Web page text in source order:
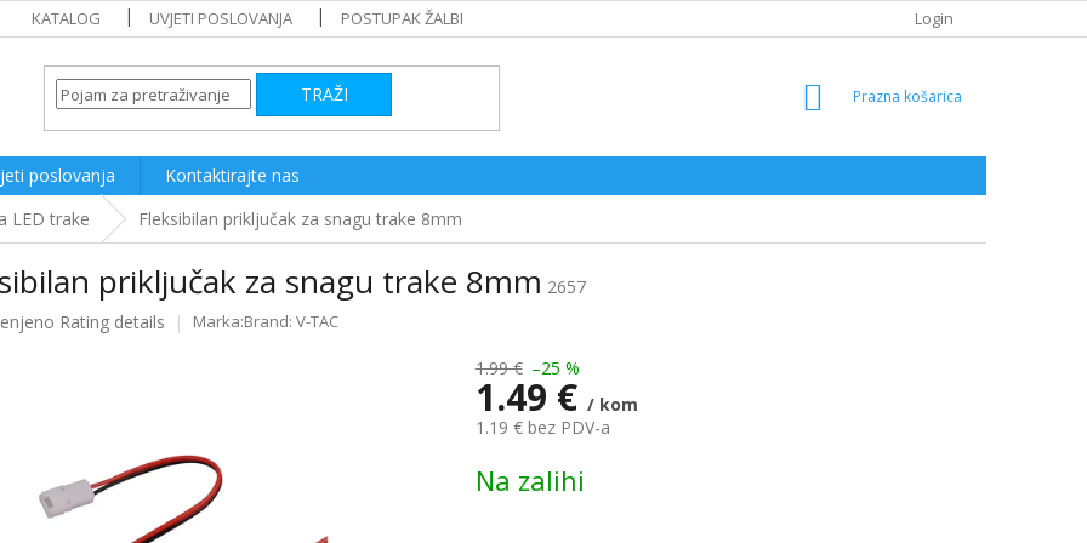
KATALOG UVJETI POSLOVANJA POSTUPAK ŽALBI Login
TRAŽI
SHOPPING
poslovanja
Kontaktirajte nas
LED trake Fleksibilan priključak za snagu trake 8mm
priključak za snagu trake 8mm 2657
Rating details Brand: V-TAC
1.99 € –25 %
1.49 € / kom
1.19 € bez PDV-a
price:
Na zalihi